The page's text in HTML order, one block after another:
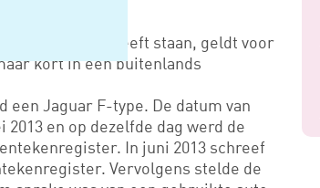
op de teller heeft staan, geldt voor
kort in een buitenlands
een Jaguar F-type. De datum van
en op dezelfde dag werd de
In juni 2013 schreef
Vervolgens stelde de